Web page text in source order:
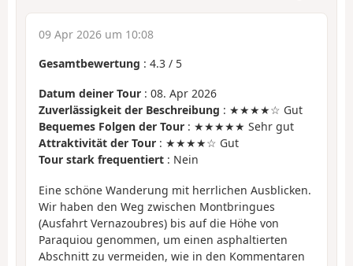
09 Apr 2026 um 10:08
Gesamtbewertung : 4.3 / 5
Datum deiner Tour : 08. Apr 2026
Zuverlässigkeit der Beschreibung : ★★★★☆ Gut
Bequemes Folgen der Tour : ★★★★★ Sehr gut
Attraktivität der Tour : ★★★★☆ Gut
Tour stark frequentiert : Nein
Eine schöne Wanderung mit herrlichen Ausblicken.
Wir haben den Weg zwischen Montbringues
(Ausfahrt Vernazoubres) bis auf die Höhe von
Paraquiou genommen, um einen asphaltierten
Abschnitt zu vermeiden, wie in den Kommentaren